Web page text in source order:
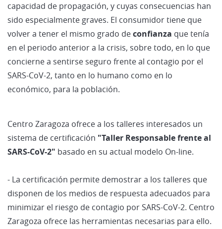
capacidad de propagación, y cuyas consecuencias han
sido especialmente graves. El consumidor tiene que
volver a tener el mismo grado deconfianza que tenía
en el periodo anterior a la crisis, sobre todo, en lo que
concierne a sentirse seguro frente al contagio por el
SARS-CoV-2, tanto en lo humano como en lo
económico, para la población.
Centro Zaragoza ofrece a los talleres interesados un
sistema de certificación "Taller Responsable frente al
SARS-CoV-2" basado en su actual modelo On-line.
- La certificación permite demostrar a los talleres que
disponen de los medios de respuesta adecuados para
minimizar el riesgo de contagio por SARS-CoV-2. Centro
Zaragoza ofrece las herramientas necesarias para ello.